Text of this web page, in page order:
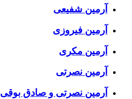
آرمین شفیعی
آرمین فیروزی
آرمین مکری
آرمین نصرتی
آرمین نصرتی و صادق بوقی